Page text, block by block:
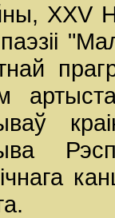
XXV
паэзіі